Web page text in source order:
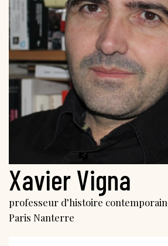
Xavier Vigna
professeur d’histoire
Paris Nanterre